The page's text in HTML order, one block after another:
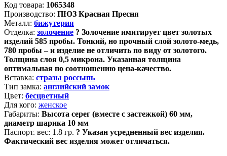
Код товара: 1065348
Производство: ПЮЗ Красная Пресня
Металл: бижутерия
Отделка: золочение ? Золочение имитирует цвет золотых
изделий 585 пробы. Тонкий, но прочный слой золото-медь,
780 пробы – и изделие не отличить по виду от золотого.
Толщина слоя 0,5 микрона. Указанная толщина
оптимальная по соотношению цена-качество.
Вставка: стразы россыпь
Тип замка: английский замок
Цвет: бесцветный
Для кого: женское
Габариты: Высота серег (вместе с застежкой) 60 мм,
диаметр шарика 10 мм
Паспорт. вес: 1.8 гр. ? Указан усредненный вес изделия.
Фактический вес изделия может отличаться.